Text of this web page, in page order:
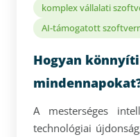
komplex vállalati
AI-támogatott
Hogyan
A mesterséges
technológiai